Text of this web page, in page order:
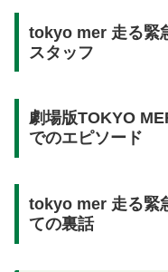
tokyo mer 走る緊
スタッフ
劇場版TOKYO
でのエピソード
tokyo mer 走る緊
ての裏話